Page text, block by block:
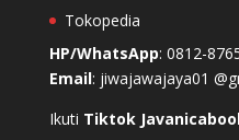
Tokopedia
HP/WhatsApp: 0812-
Email: jiwajawajaya01
Ikuti Tiktok